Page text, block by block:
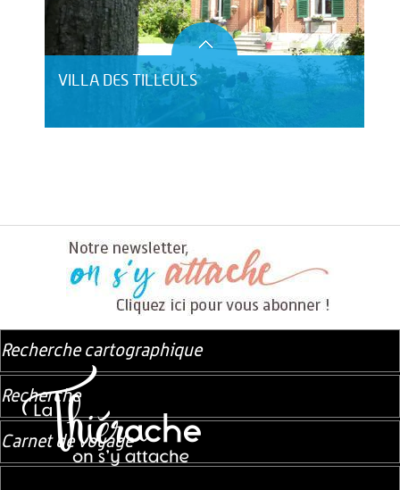
VILLA DES TILLEULS
Recherche cartographique
Recherche
Carnet de voyage